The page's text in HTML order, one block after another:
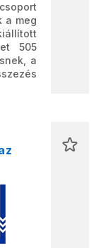
a meg
505
a